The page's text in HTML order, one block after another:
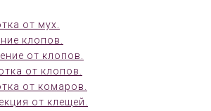
от мух.
клопов.
от клопов.
от клопов.
от комаров.
от клещей.